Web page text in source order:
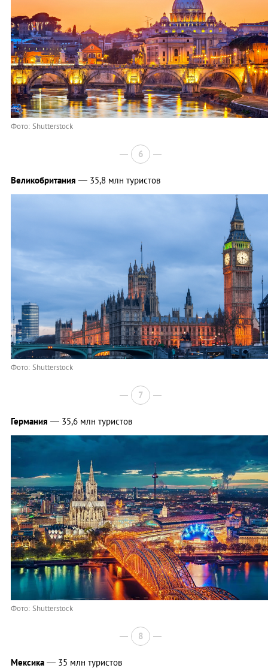
Фото: Shutterstock
6
Великобритания — 35,8 млн туристов
Фото: Shutterstock
7
Германия — 35,6 млн туристов
Фото: Shutterstock
8
Мексика — 35 млн туристов